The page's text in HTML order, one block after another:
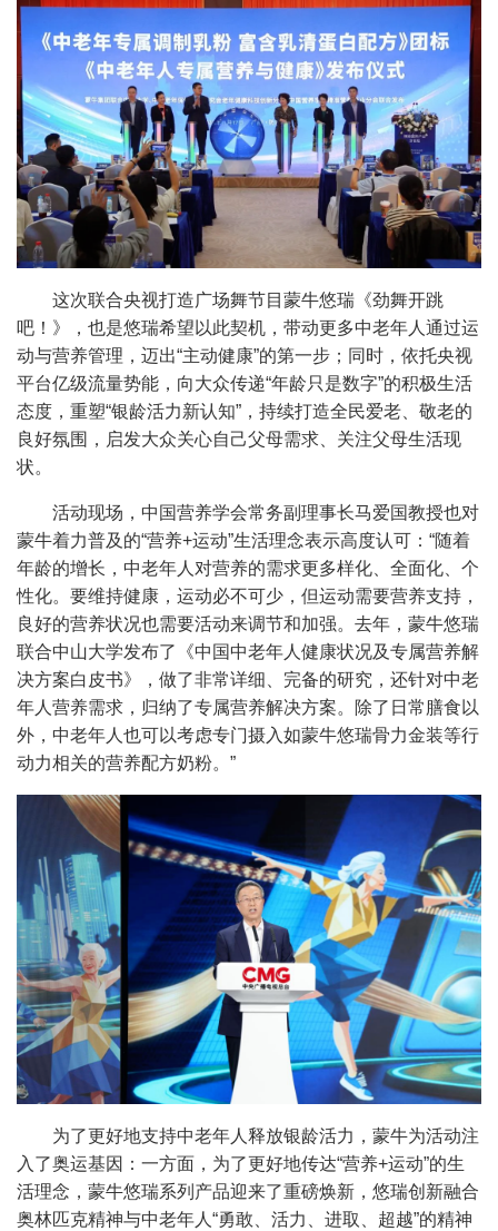
这次联合央视打造广场舞节目蒙牛悠瑞《劲舞开跳
吧！》，也是悠瑞希望以此契机，带动更多中老年人通过运
动与营养管理，迈出“主动健康”的第一步；同时，依托央视
平台亿级流量势能，向大众传递“年龄只是数字”的积极生活
态度，重塑“银龄活力新认知” ，持续打造全民爱老、敬老的
良好氛围，启发大众关心自己父母需求、关注父母生活现
状。
活动现场，中国营养学会常务副理事长马爱国教授也对
蒙牛着力普及的“营养+运动”生活理念表示高度认可： “随着
年龄的增长，中老年人对营养的需求更多样化、全面化、个
性化。要维持健康，运动必不可少，但运动需要营养支持，
良好的营养状况也需要活动来调节和加强。去年，蒙牛悠瑞
联合中山大学发布了《中国中老年人健康状况及专属营养解
决方案白皮书》，做了非常详细、完备的研究，还针对中老
年人营养需求，归纳了专属营养解决方案。除了日常膳食以
外，中老年人也可以考虑专门摄入如蒙牛悠瑞骨力金装等行
动力相关的营养配方奶粉。 ”
为了更好地支持中老年人释放银龄活力，蒙牛为活动注
入了奥运基因：一方面，为了更好地传达“营养+运动”的生
活理念，蒙牛悠瑞系列产品迎来了重磅焕新，悠瑞创新融合
奥林匹克精神与中老年人 “勇敢、活力、进取、超越”的精神